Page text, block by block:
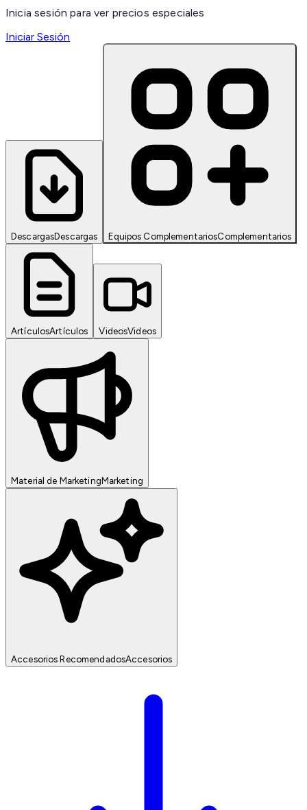
Inicia sesión para ver precios especiales
Iniciar Sesión
DescargasDescargas Equipos ComplementariosComplementarios
ArtículosArtículos VideosVideos
Material de MarketingMarketing
Accesorios RecomendadosAccesorios